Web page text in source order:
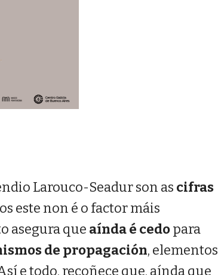
Larouco-Seadur son as cifras
este non é o factor máis
asegura que aínda é cedopara
de propagación, elementos
e todo, recoñece que, aínda que